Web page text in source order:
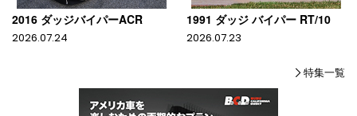
2016 ダッジバイパーACR
2026.07.24
1991 ダッジ バイパー RT/10
2026.07.23
特集一覧